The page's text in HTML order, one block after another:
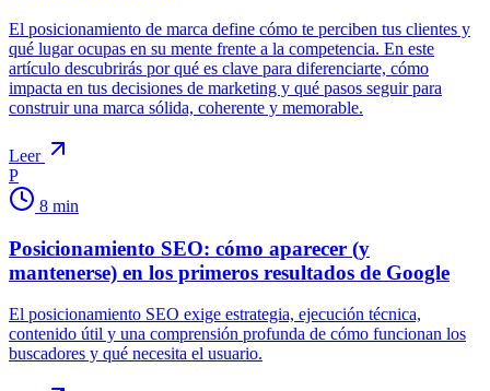
El posicionamiento de marca define cómo te perciben tus clientes y
qué lugar ocupas en su mente frente a la competencia. En este
artículo descubrirás por qué es clave para diferenciarte, cómo
impacta en tus decisiones de marketing y qué pasos seguir para
construir una marca sólida, coherente y memorable.
Leer
P
8 min
Posicionamiento SEO: cómo aparecer (y
mantenerse) en los primeros resultados de Google
El posicionamiento SEO exige estrategia, ejecución técnica,
contenido útil y una comprensión profunda de cómo funcionan los
buscadores y qué necesita el usuario.